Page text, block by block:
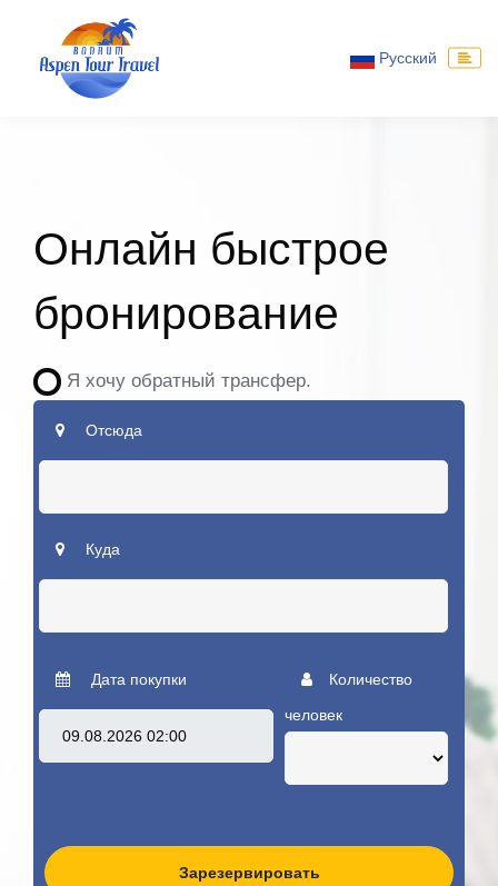
Русский
Онлайн быстрое
бронирование
Я хочу обратный трансфер.
Отсюда
Куда
Дата покупки
Количество
человек
Зарезервировать